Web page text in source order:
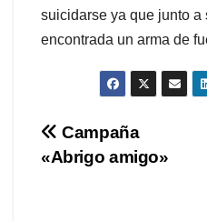
suicidarse ya que junto a
encontrada un arma de
Navegación
Campaña
«Abrigo amigo»